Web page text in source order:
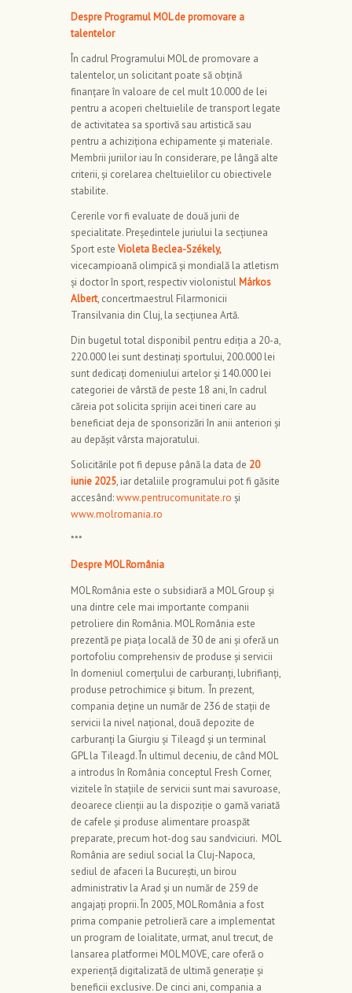
Despre Programul MOL de promovare a
talentelor
În cadrul Programului MOL de promovare a
talentelor, un solicitant poate să obțină
finanțare în valoare de cel mult 10.000 de lei
pentru a acoperi cheltuielile de transport legate
de activitatea sa sportivă sau artistică sau
pentru a achiziționa echipamente și materiale.
Membrii juriilor iau în considerare, pe lângă alte
criterii, și corelarea cheltuielilor cu obiectivele
stabilite.
Cererile vor fi evaluate de două jurii de
specialitate. Președintele juriului la secțiunea
Sport este Violeta Beclea-Székely,
vicecampioană olimpică și mondială la atletism
și doctor în sport, respectiv violonistul Márkos
Albert, concertmaestrul Filarmonicii
Transilvania din Cluj, la secțiunea Artă.
Din bugetul total disponibil pentru ediția a 20-a,
220.000 lei sunt destinați sportului, 200.000 lei
sunt dedicați domeniului artelor și 140.000 lei
categoriei de vârstă de peste 18 ani, în cadrul
căreia pot solicita sprijin acei tineri care au
beneficiat deja de sponsorizări în anii anteriori și
au depășit vârsta majoratului.
Solicitările pot fi depuse până la data de 20
iunie 2025, iar detaliile programului pot fi găsite
accesând:www.pentrucomunitate.ro și
www.molromania.ro
***
Despre MOL România
MOL România este o subsidiară a MOL Group și
una dintre cele mai importante companii
petroliere din România. MOL România este
prezentă pe piața locală de 30 de ani și oferă un
portofoliu comprehensiv de produse și servicii
în domeniul comerțului de carburanți, lubrifianți,
produse petrochimice și bitum. În prezent,
compania deține un număr de 236 de stații de
servicii la nivel național, două depozite de
carburanți la Giurgiu și Tileagd și un terminal
GPL la Tileagd. În ultimul deceniu, de când MOL
a introdus în România conceptul Fresh Corner,
vizitele în stațiile de servicii sunt mai savuroase,
deoarece clienții au la dispoziție o gamă variată
de cafele și produse alimentare proaspăt
preparate, precum hot-dog sau sandviciuri. MOL
România are sediul social la Cluj-Napoca,
sediul de afaceri la București, un birou
administrativ la Arad și un număr de 259 de
angajați proprii. În 2005, MOL România a fost
prima companie petrolieră care a implementat
un program de loialitate, urmat, anul trecut, de
lansarea platformei MOL MOVE, care oferă o
experiență digitalizată de ultimă generație și
beneficii exclusive. De cinci ani, compania a